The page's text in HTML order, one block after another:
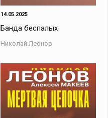
14.05.2025
Банда беспалых
Николай Леонов